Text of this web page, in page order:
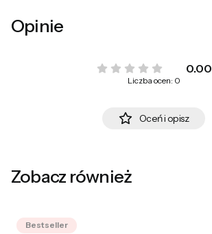
Opinie
0.00
Liczba ocen: 0
Oceń i opisz
Zobacz również
Bestseller